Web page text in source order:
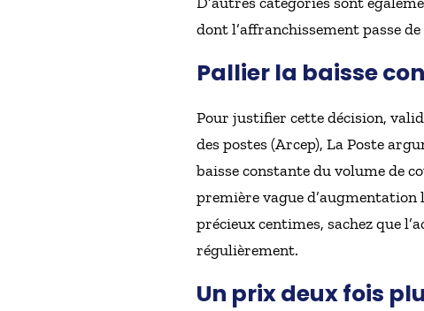
dont l’affranchissement passe
Pallier la baisse
Pour justifier cette décision,
des postes (Arcep), La Poste
baisse constante du volume de
première vague d’augmentation
précieux centimes, sachez que
régulièrement.
Un prix deux fois